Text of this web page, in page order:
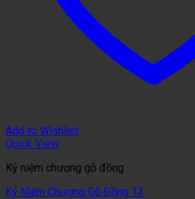
Add to Wishlist
Quick View
Kỷ niệm chương gỗ đồng
Kỷ Niệm Chương Gỗ Đồng 13